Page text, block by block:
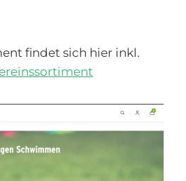
findet sich hier inkl.